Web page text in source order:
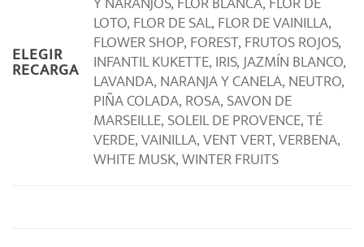
ELEGIR
RECARGA
LOTO, FLOR DE SAL, FLOR DE VAINILLA,
FLOWER SHOP, FOREST, FRUTOS ROJOS,
INFANTIL KUKETTE, IRIS, JAZMÍN BLANCO,
LAVANDA, NARANJA Y CANELA, NEUTRO,
PIÑA COLADA, ROSA, SAVON DE
MARSEILLE, SOLEIL DE PROVENCE, TÉ
VERDE, VAINILLA, VENT VERT, VERBENA,
WHITE MUSK, WINTER FRUITS